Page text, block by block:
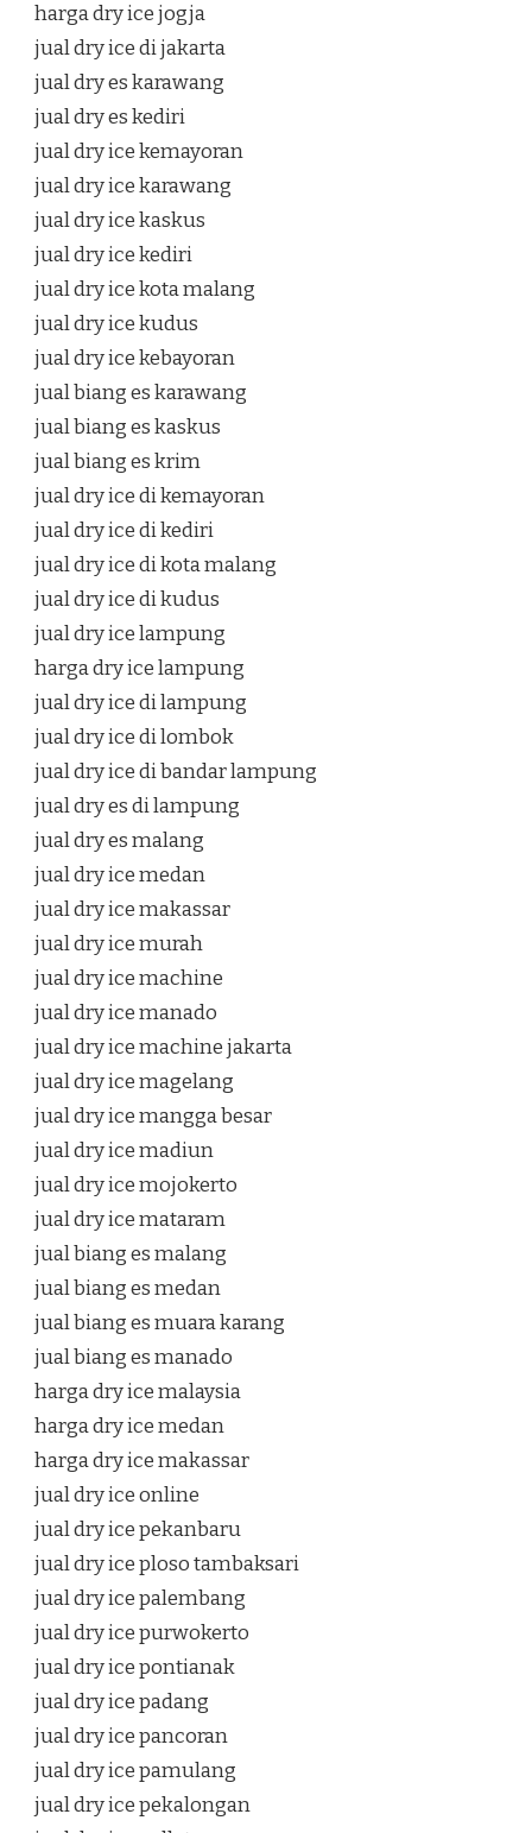
harga dry ice jogja
jual dry ice di jakarta
jual dry es karawang
jual dry es kediri
jual dry ice kemayoran
jual dry ice karawang
jual dry ice kaskus
jual dry ice kediri
jual dry ice kota malang
jual dry ice kudus
jual dry ice kebayoran
jual biang es karawang
jual biang es kaskus
jual biang es krim
jual dry ice di kemayoran
jual dry ice di kediri
jual dry ice di kota malang
jual dry ice di kudus
jual dry ice lampung
harga dry ice lampung
jual dry ice di lampung
jual dry ice di lombok
jual dry ice di bandar lampung
jual dry es di lampung
jual dry es malang
jual dry ice medan
jual dry ice makassar
jual dry ice murah
jual dry ice machine
jual dry ice manado
jual dry ice machine jakarta
jual dry ice magelang
jual dry ice mangga besar
jual dry ice madiun
jual dry ice mojokerto
jual dry ice mataram
jual biang es malang
jual biang es medan
jual biang es muara karang
jual biang es manado
harga dry ice malaysia
harga dry ice medan
harga dry ice makassar
jual dry ice online
jual dry ice pekanbaru
jual dry ice ploso tambaksari
jual dry ice palembang
jual dry ice purwokerto
jual dry ice pontianak
jual dry ice padang
jual dry ice pancoran
jual dry ice pamulang
jual dry ice pekalongan